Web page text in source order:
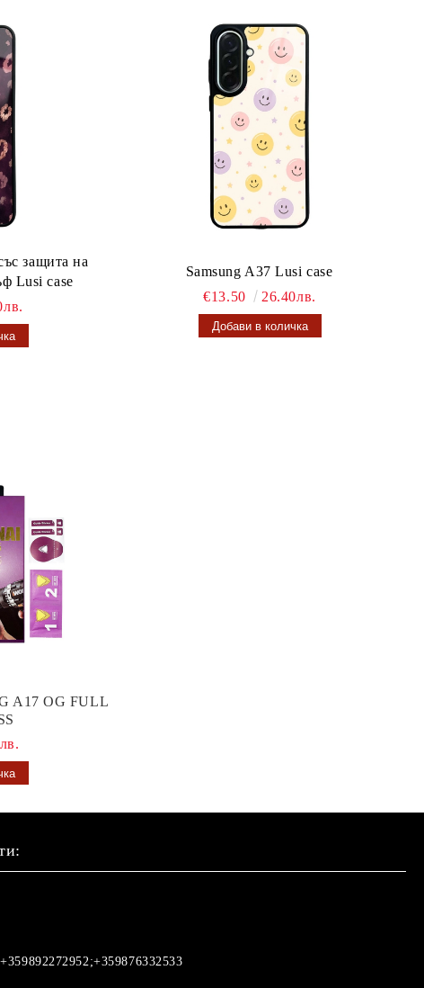
защита на
Lusi case
Samsung A37 Lusi case
€13.50
26.40лв.
A17 OG FULL